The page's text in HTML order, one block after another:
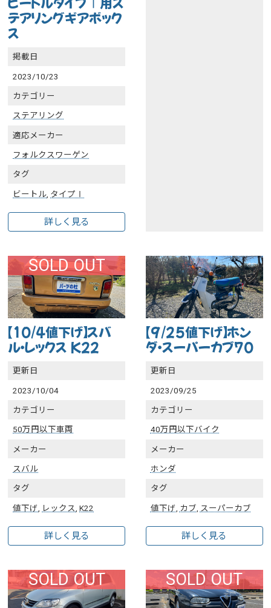
テアリングギアボック
ス
掲載日
2023/10/23
カテゴリー
ステアリング
適応メーカー
フォルクスワーゲン
タグ
ビートル タイプⅠ
詳しく見る
SOLD OUT
【10/4値下げ】スバ
ル・レックス K22
更新日
2023/10/04
カテゴリー
50万円以下車両
メーカー
スバル
タグ
値下げ レックス ,K22
詳しく見る
【9/25値下げ】ホン
ダ・スーパーカブ70
更新日
2023/09/25
カテゴリー
40万円以下バイク
メーカー
ホンダ
タグ
値下げ カブ スーパーカブ
詳しく見る
SOLD OUT SOLD OUT